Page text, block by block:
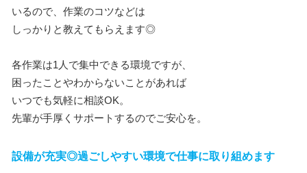
いるので、作業のコツなどは
しっかりと教えてもらえます◎
各作業は1人で集中できる環境ですが、
困ったことやわからないことがあれば
いつでも気軽に相談OK。
先輩が手厚くサポートするのでご安心を。
設備が充実◎過ごしやすい環境で仕事に取り組めます